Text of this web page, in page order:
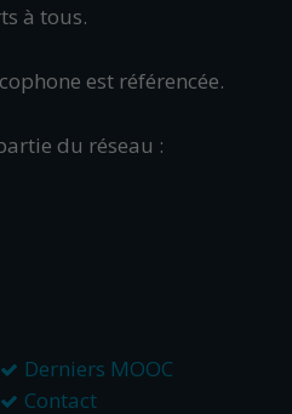
à tous.
est référencée.
du réseau :
Derniers MOOC
Contact